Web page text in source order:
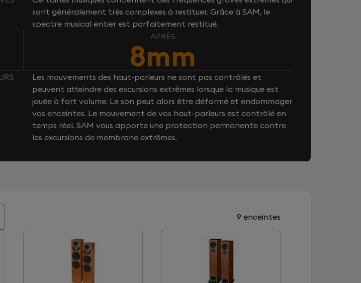
sont généralement très complexes à restituer. Grâce à SAM, le
spectre musical entier est parfaitement restitué.
APRÈS
8mm
Les mouvements des haut-parleurs ne sont pas contrôlés et
peuvent atteindre des excursions extrêmes lorsque la musique est
jouée à fort volume. Le son peut alors être déformé et endommager
vos enceintes. Le mouvement de vos haut-parleurs est contrôlé en
temps réel. SAM vous apporte une protection permanente contre
les excursions de membrane extrêmes.
9 enceintes